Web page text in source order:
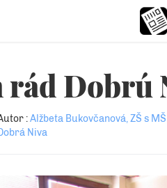
rád Dobrú
:Alžbeta Bukovčanová, ZŠ s
Niva